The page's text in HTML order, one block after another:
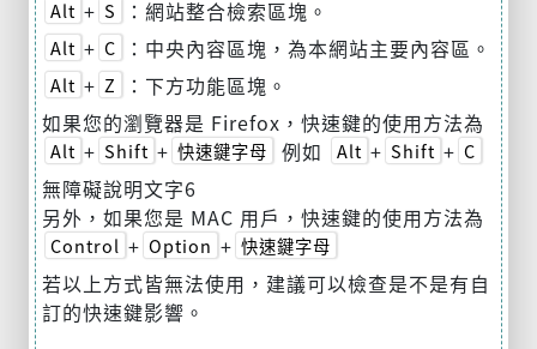
Alt + S ：網站整合檢索區塊。
Alt + C ：中央內容區塊，為本網站主要內容區。
Alt + Z
：下方功能區塊。
如果您的瀏覽器是 Firefox，快速鍵的使用方法為
Alt + Shift + 快速鍵字母 例如 Alt + Shift + C
無障礙說明文字6
另外，如果您是 MAC 用戶，快速鍵的使用方法為
Control + Option + 快速鍵字母
若以上方式皆無法使用，建議可以檢查是不是有自
訂的快速鍵影響。